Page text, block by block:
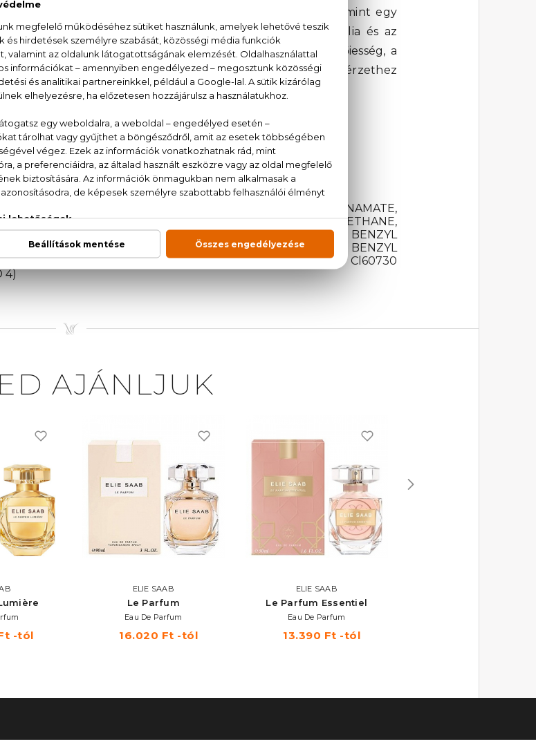
ylang és a narancsvirág aromái sejlenek fel, lágyan, mint egy
szegélyén. Ezek a vibráló jegyek a madagaszkári vanília és az
hosszantartó hatást ennek a kreációnak. Ez az illat a nőiesség, a
– akár nagy napra, akár mindennapi luxusérzethez
ylang-ylang, gardénia, ambretta, benzoé, pézsma
PARFUM (FRAGRANCE), ETHYLHEXYL METHOXYCINNAMATE,
IONONE, BUTYL METHOXYDIBENZOYLMETHANE,
TETRA-DI-TBUTYL HYDROXYHYDROCINNAMATE, BENZYL
GERANIOL, ALCOHOL, BENZYL BENZOATE, BENZYL
CITRATE, CITRAL, BENZYL ALCOHOL, Cl60730
4)
AJÁNLJUK
-tól
ELIE SAAB
Le Parfum
Eau De Parfum
16.020 Ft -tól
ELIE SAAB
Le Parfum Essentiel
Eau De Parfum
13.390 Ft -tól